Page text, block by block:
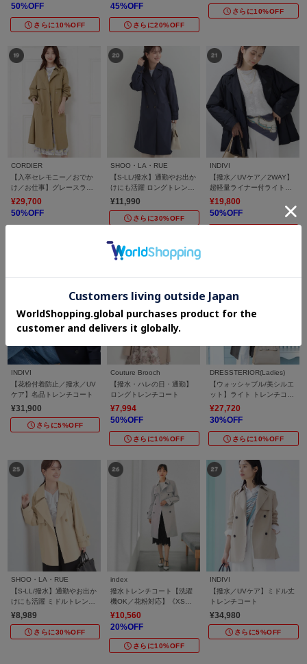
50%OFF
さらに10%OFF
45%OFF
さらに20%OFF
さらに10%OFF
CORDIER
【入卒セレモニー／おでか
け／お仕事】グレースライ
トストレッチトレンチコー
¥29,700
50%OFF
SHOO・LA・RUE
【S-LL/撥水】通勤やお出か
けにも活躍 ロングトレンチ
コート
¥11,990
さらに30%OFF
INDIVI
【撥水／UVケア／2WAY】
超軽量ライナー付ライトト
レンチコート
¥19,800
50%OFF
INDIVI
【花粉付着防止／撥水／UV
ケア】名品トレンチコート
¥31,900
さらに5%OFF
Couture Brooch
【撥水・ハレの日・通勤】
ロングトレンチコート
¥7,994
50%OFF
さらに10%OFF
DRESSTERIOR(Ladies)
【ウォッシャブル/美シルエ
ット】ライト トレンチコー
ト
¥27,720
30%OFF
さらに10%OFF
SHOO・LA・RUE
【S-LL/撥水】通勤やお出か
けにも活躍 ミドルトレンチ
コート
¥8,989
さらに30%OFF
index
撥水トレンチコート【洗濯
機OK／花粉対応】《XS～
3L》
¥10,560
20%OFF
さらに10%OFF
INDIVI
【撥水／UVケア】ミドル丈
トレンチコート
¥34,980
さらに5%OFF